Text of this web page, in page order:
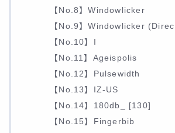
【No.8】Windowlicker
【No.9】Windowlicker
【No.10】I
【No.11】Ageispolis
【No.12】Pulsewidth
【No.13】IZ-US
【No.14】180db_ [130]
【No.15】Fingerbib